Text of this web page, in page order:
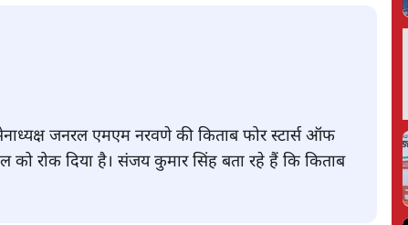
जनरल एमएम नरवणे की किताब फोर स्टार्स ऑफ
को रोक दिया है। संजय कुमार सिंह बता रहे हैं कि किताब